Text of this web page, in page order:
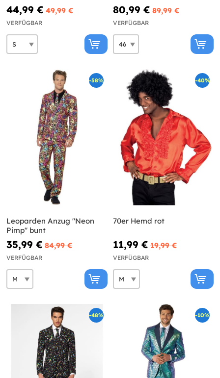
44,99 € 49,99 €
VERFÜGBAR
80,99 € 89,99 €
VERFÜGBAR
-58%
Leoparden Anzug "Neon
Pimp" bunt
35,99 € 84,99 €
VERFÜGBAR
-40%
70er Hemd rot
11,99 € 19,99 €
VERFÜGBAR
-48% -10%